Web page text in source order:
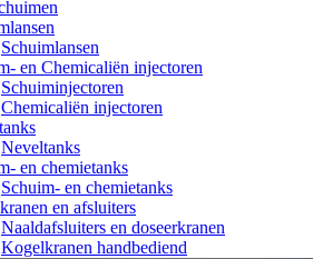
Schuimlansen
en Chemicaliën injectoren
Schuiminjectoren
Chemicaliën injectoren
Neveltanks
en chemietanks
Schuim- en chemietanks
en afsluiters
Naaldafsluiters en doseerkranen
Kogelkranen handbediend